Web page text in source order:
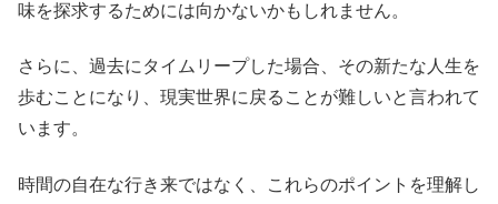
味を探求するためには向かないかもしれません。
さらに、過去にタイムリープした場合、その新たな人生を
歩むことになり、現実世界に戻ることが難しいと言われて
います。
時間の自在な行き来ではなく、これらのポイントを理解し